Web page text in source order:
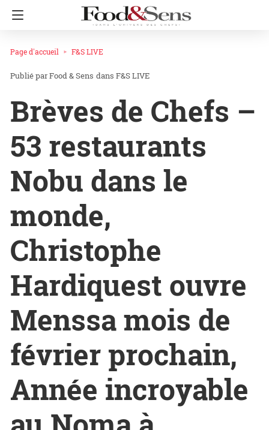
Page d'accueil F&S LIVE
Food & Sens dans F&S LIVE
Brèves de Chefs –
53 restaurants
Nobu dans le
monde,
Christophe
Hardiquest ouvre
Menssa mois de
février prochain,
Année incroyable